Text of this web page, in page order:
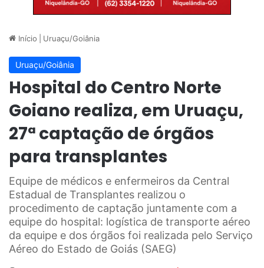
Início Uruaçu/Goiânia
Uruaçu/Goiânia
Hospital do Centro Norte
Goiano realiza, em Uruaçu,
27ª captação de órgãos
para transplantes
Equipe de médicos e enfermeiros da Central
Estadual de Transplantes realizou o
procedimento de captação juntamente com a
equipe do hospital: logística de transporte aéreo
da equipe e dos órgãos foi realizada pelo Serviço
Aéreo do Estado de Goiás (SAEG)